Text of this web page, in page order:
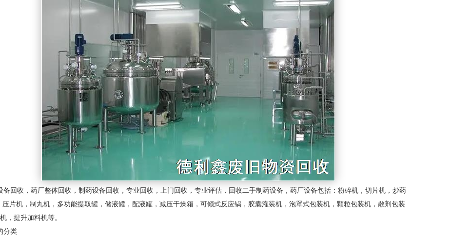
备回收 ，药厂整体回收，制药设备回收 ，专业回收，上门回收，专业评估，回收二手制药设备，药厂设备包括：粉碎机，切片机，炒药
压片机，制丸机，多功能提取罐，储液罐，配液罐，减压干燥箱，可倾式反应锅，胶囊灌装机，泡罩式包装机，颗粒包装机，散剂包装
，提升加料机等。
分类